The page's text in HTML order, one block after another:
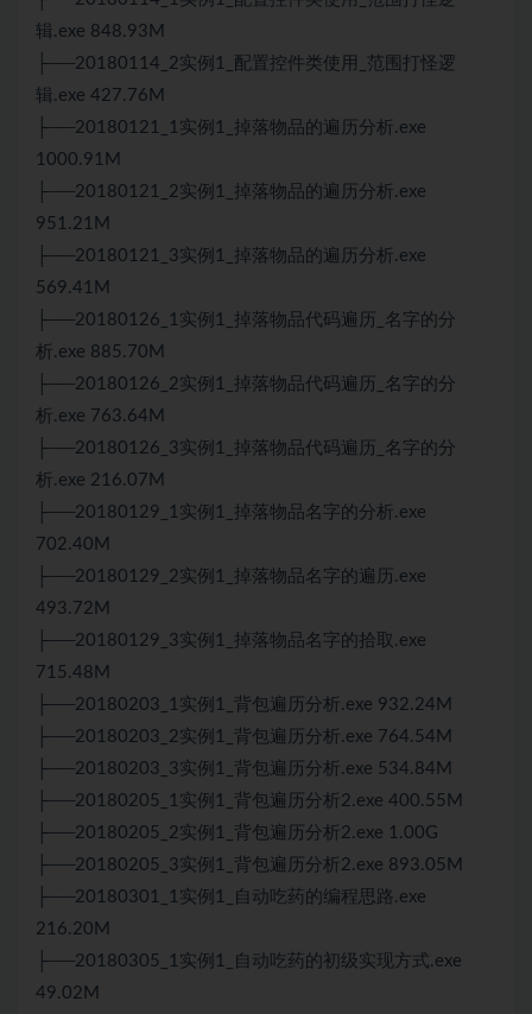
辑.exe 848.93M
├──20180114_2实例1_配置控件类使用_范围打怪逻
辑.exe 427.76M
├──20180121_1实例1_掉落物品的遍历分析.exe
1000.91M
├──20180121_2实例1_掉落物品的遍历分析.exe
951.21M
├──20180121_3实例1_掉落物品的遍历分析.exe
569.41M
├──20180126_1实例1_掉落物品代码遍历_名字的分
析.exe 885.70M
├──20180126_2实例1_掉落物品代码遍历_名字的分
析.exe 763.64M
├──20180126_3实例1_掉落物品代码遍历_名字的分
析.exe 216.07M
├──20180129_1实例1_掉落物品名字的分析.exe
702.40M
├──20180129_2实例1_掉落物品名字的遍历.exe
493.72M
├──20180129_3实例1_掉落物品名字的拾取.exe
715.48M
├──20180203_1实例1_背包遍历分析.exe 932.24M
├──20180203_2实例1_背包遍历分析.exe 764.54M
├──20180203_3实例1_背包遍历分析.exe 534.84M
├──20180205_1实例1_背包遍历分析2.exe 400.55M
├──20180205_2实例1_背包遍历分析2.exe 1.00G
├──20180205_3实例1_背包遍历分析2.exe 893.05M
├──20180301_1实例1_自动吃药的编程思路.exe
216.20M
├──20180305_1实例1_自动吃药的初级实现方式.exe
49.02M